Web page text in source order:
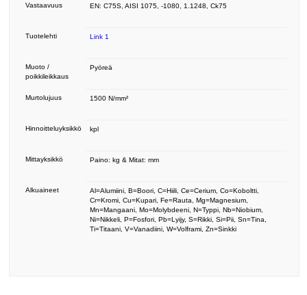
Vastaavuus EN: C75S, AISI 1075, -1080, 1.1248, Ck75
Tuotelehti Link 1
Muoto /
poikkileikkaus
Pyöreä
Murtolujuus 1500 N/mm²
Hinnoitteluyksikkö kpl
Mittayksikkö Paino: kg & Mitat: mm
Alkuaineet
Al=Alumiini, B=Boori, C=Hiili, Ce=Cerium, Co=Koboltti,
Cr=Kromi, Cu=Kupari, Fe=Rauta, Mg=Magnesium,
Mn=Mangaani, Mo=Molybdeeni, N=Typpi, Nb=Niobium,
Ni=Nikkeli, P=Fosfori, Pb=Lyijy, S=Rikki, Si=Pii, Sn=Tina,
Ti=Titaani, V=Vanadiini, W=Volframi, Zn=Sinkki